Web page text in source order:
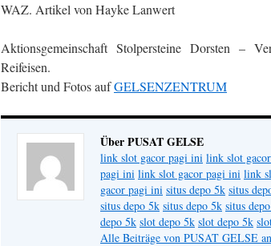
WAZ. Artikel von Hayke Lanwert
Aktionsgemeinschaft Stolpersteine Dorsten –
Reifeisen.
Bericht und Fotos aufGELSENZENTRUM
Über PUSAT GELSE
link slot gacor pagi ini link slot
pagi ini link slot gacor pagi ini link
gacor pagi ini situs depo 5k situs
situs depo 5k situs depo 5k situs
depo 5k slot depo 5k slot depo 5k
Alle Beiträge von PUSAT GELSE